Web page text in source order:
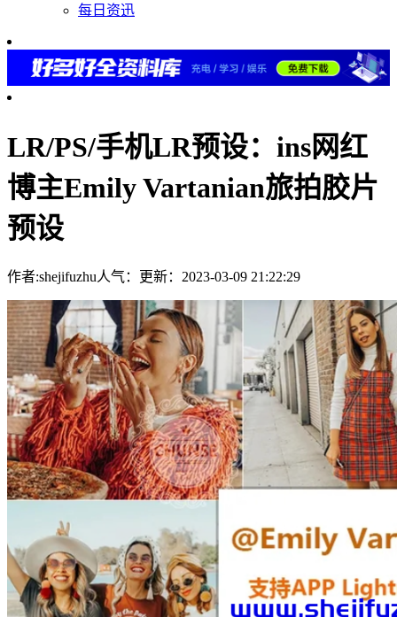
每日资迅
LR/PS/手机LR预设：ins网红
博主Emily Vartanian旅拍胶片
预设
作者:shejifuzhu人气： 更新：2023-03-09 21:22:29